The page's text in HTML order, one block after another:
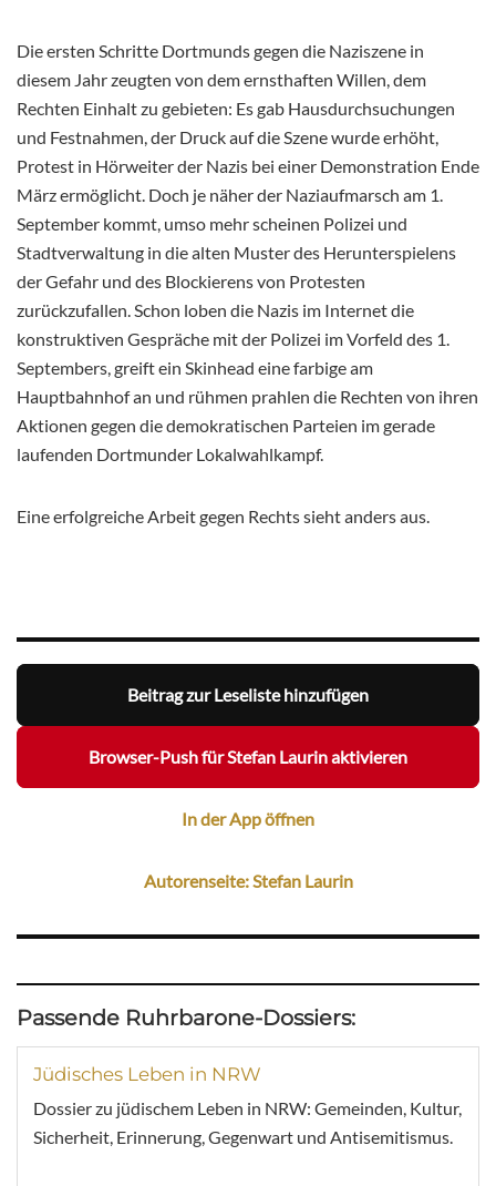
Die ersten Schritte Dortmunds gegen die Naziszene in
diesem Jahr zeugten von dem ernsthaften Willen, dem
Rechten Einhalt zu gebieten: Es gab Hausdurchsuchungen
und Festnahmen, der Druck auf die Szene wurde erhöht,
Protest in Hörweiter der Nazis bei einer Demonstration Ende
März ermöglicht. Doch je näher der Naziaufmarsch am 1.
September kommt, umso mehr scheinen Polizei und
Stadtverwaltung in die alten Muster des Herunterspielens
der Gefahr und des Blockierens von Protesten
zurückzufallen. Schon loben die Nazis im Internet die
konstruktiven Gespräche mit der Polizei im Vorfeld des 1.
Septembers, greift ein Skinhead eine farbige am
Hauptbahnhof an und rühmen prahlen die Rechten von ihren
Aktionen gegen die demokratischen Parteien im gerade
laufenden Dortmunder Lokalwahlkampf.
Eine erfolgreiche Arbeit gegen Rechts sieht anders aus.
Beitrag zur Leseliste hinzufügen
Browser-Push für Stefan Laurin aktivieren
In der App öffnen
Autorenseite: Stefan Laurin
Passende Ruhrbarone-Dossiers:
Jüdisches Leben in NRW
Dossier zu jüdischem Leben in NRW: Gemeinden, Kultur,
Sicherheit, Erinnerung, Gegenwart und Antisemitismus.